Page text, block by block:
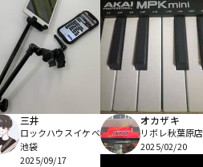
三井
ロックハウスイケベ
池袋
2025/09/17
オカザキ
リボレ秋葉原店
2025/02/20